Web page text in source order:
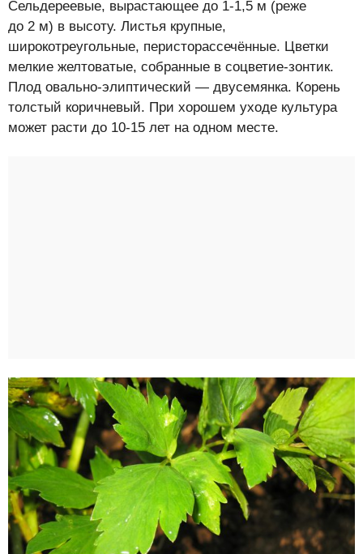
Сельдереевые, вырастающее до 1-1,5 м (реже
до 2 м) в высоту. Листья крупные,
широкотреугольные, перисторассечённые. Цветки
мелкие желтоватые, собранные в соцветие-зонтик.
Плод овально-элиптический — двусемянка. Корень
толстый коричневый. При хорошем уходе культура
может расти до 10-15 лет на одном месте.